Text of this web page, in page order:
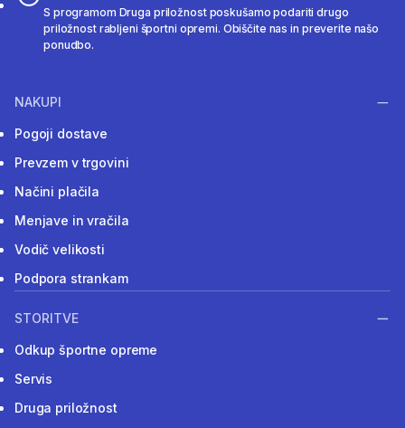
S programom Druga priložnost poskušamo podariti drugo
priložnost rabljeni športni opremi. Obiščite nas in preverite našo
ponudbo.
NAKUPI
Pogoji dostave
Prevzem v trgovini
Načini plačila
Menjave in vračila
Vodič velikosti
Podpora strankam
STORITVE
Odkup športne opreme
Servis
Druga priložnost